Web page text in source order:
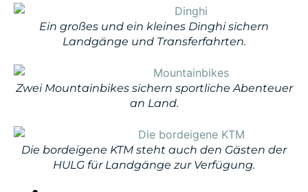
Ein großes und ein kleines Dinghi sichern
Landgänge und Transferfahrten.
Zwei Mountainbikes sichern sportliche Abenteuer
an Land.
Die bordeigene KTM steht auch den Gästen der
HULG für Landgänge zur Verfügung.